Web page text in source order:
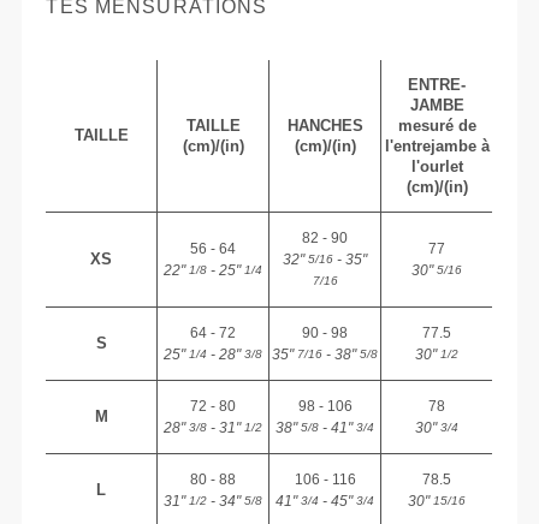
TES MENSURATIONS
TAILLE
TAILLE
(cm)/(in)
HANCHES
(cm)/(in)
ENTRE-
JAMBE
mesuré de
l'entrejambe à
l'ourlet
(cm)/(in)
XS
56 - 64
22"1/8 - 25"1/4
82 - 90
32"5/16 - 35"
7/16
77
30"5/16
S
64 - 72
25"1/4 - 28"3/8
90 - 98
35"7/16 - 38"5/8
77.5
30"1/2
M
72 - 80
28"3/8 - 31"1/2
98 - 106
38"5/8 - 41"3/4
78
30"3/4
L
80 - 88
31"1/2 - 34"5/8
106 - 116
41"3/4 - 45"3/4
78.5
30"15/16